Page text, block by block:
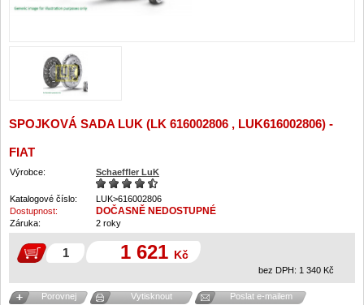
SPOJKOVÁ SADA LUK (LK 616002806 , LUK616002806) -
FIAT
Výrobce: Schaeffler LuK
Katalogové číslo:
LUK>616002806
Dostupnost:
DOČASNĚ NEDOSTUPNÉ
Záruka: 2 roky
1 621 Kč
bez DPH: 1 340 Kč
Porovnej Vytisknout Poslat e-mailem